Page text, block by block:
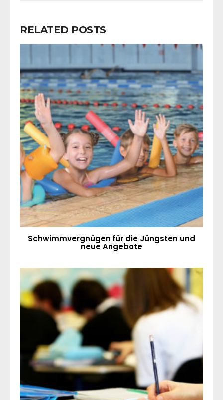
RELATED POSTS
Schwimmvergnügen für die Jüngsten und
neue Angebote